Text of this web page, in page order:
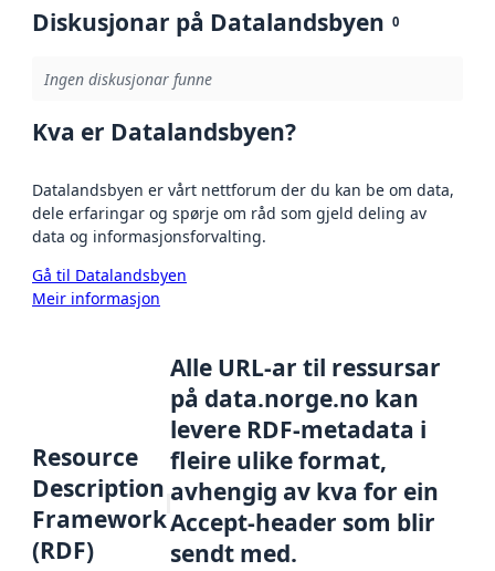
Diskusjonar på Datalandsbyen 0
Ingen diskusjonar funne
Kva er Datalandsbyen?
Datalandsbyen er vårt nettforum der du kan be om data,
dele erfaringar og spørje om råd som gjeld deling av
data og informasjonsforvalting.
Gå til Datalandsbyen
Meir informasjon
Resource
Description
Framework
(RDF)
Alle URL-ar til ressursar
på data.norge.no kan
levere RDF-metadata i
fleire ulike format,
avhengig av kva for ein
Accept-header som blir
sendt med.